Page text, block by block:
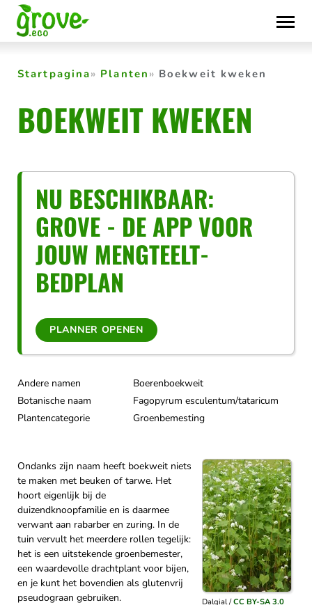
Skip
to
content
Startpagina Planten Boekweit kweken
BOEKWEIT KWEKEN
NU BESCHIKBAAR:
GROVE - DE APP VOOR
JOUW MENGTEELT-
BEDPLAN
PLANNER OPENEN
Andere namen
Boerenboekweit
Botanische naam
Fagopyrum esculentum/tataricum
Plantencategorie
Groenbemesting
Dalgial /CC BY-SA 3.0
Ondanks zijn naam heeft boekweit niets
te maken met beuken of tarwe. Het
hoort eigenlijk bij de
duizendknoopfamilie en is daarmee
verwant aan rabarber en zuring. In de
tuin vervult het meerdere rollen tegelijk:
het is een uitstekende groenbemester,
een waardevolle drachtplant voor bijen,
en je kunt het bovendien als glutenvrij
pseudograan gebruiken.